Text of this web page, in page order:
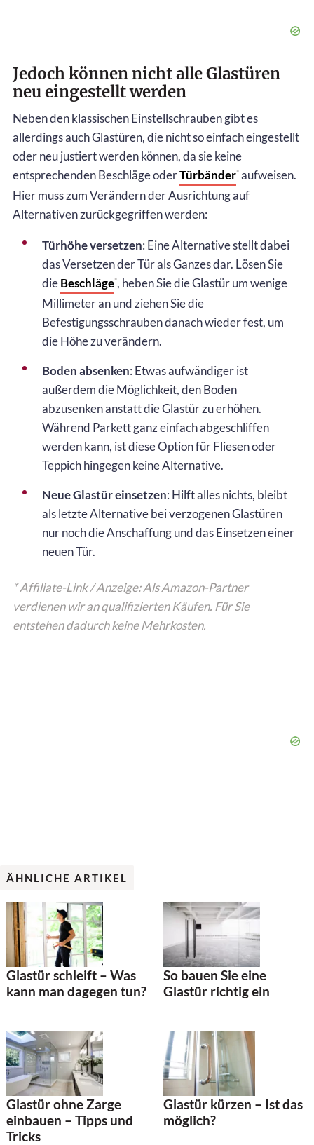
Jedoch können nicht alle Glastüren
neu eingestellt werden
Neben den klassischen Einstellschrauben gibt es
allerdings auch Glastüren, die nicht so einfach eingestellt
oder neu justiert werden können, da sie keine
entsprechenden Beschläge oderTürbänder* aufweisen.
Hier muss zum Verändern der Ausrichtung auf
Alternativen zurückgegriffen werden:
Türhöhe versetzen: Eine Alternative stellt dabei
das Versetzen der Tür als Ganzes dar. Lösen Sie
dieBeschläge*, heben Sie die Glastür um wenige
Millimeter an und ziehen Sie die
Befestigungsschrauben danach wieder fest, um
die Höhe zu verändern.
Boden absenken: Etwas aufwändiger ist
außerdem die Möglichkeit, den Boden
abzusenken anstatt die Glastür zu erhöhen.
Während Parkett ganz einfach abgeschliffen
werden kann, ist diese Option für Fliesen oder
Teppich hingegen keine Alternative.
Neue Glastür einsetzen: Hilft alles nichts, bleibt
als letzte Alternative bei verzogenen Glastüren
nur noch die Anschaffung und das Einsetzen einer
neuen Tür.
* Affiliate-Link / Anzeige: Als Amazon-Partner
verdienen wir an qualifizierten Käufen. Für Sie
entstehen dadurch keine Mehrkosten.
ÄHNLICHE ARTIKEL
Glastür schleift – Was
kann man dagegen tun?
So bauen Sie eine
Glastür richtig ein
Glastür ohne Zarge
einbauen – Tipps und
Tricks
Glastür kürzen – Ist das
möglich?